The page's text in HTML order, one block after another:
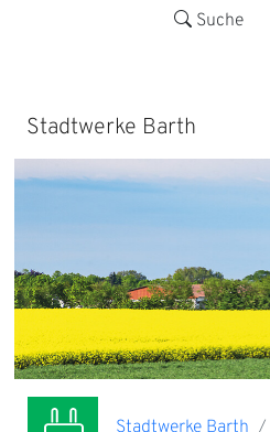
Suche
Stadtwerke Barth
Stadtwerke Barth